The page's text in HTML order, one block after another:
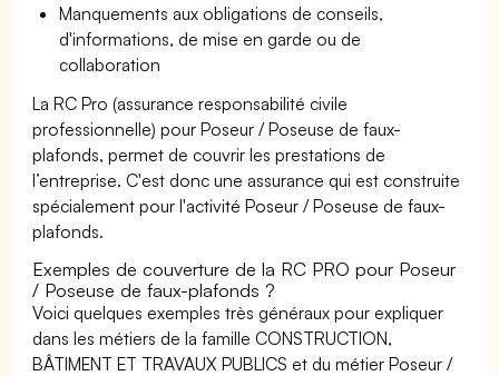
Manquements aux obligations de conseils,
d'informations, de mise en garde ou de
collaboration
La RC Pro (assurance responsabilité civile
professionnelle) pour Poseur / Poseuse de faux-
plafonds, permet de couvrir les prestations de
l’entreprise. C'est donc une assurance qui est construite
spécialement pour l'activité Poseur / Poseuse de faux-
plafonds.
Exemples de couverture de la RC PRO pour Poseur
/ Poseuse de faux-plafonds ?
Voici quelques exemples très généraux pour expliquer
dans les métiers de la famille CONSTRUCTION,
BÂTIMENT ET TRAVAUX PUBLICS et du métier Poseur /